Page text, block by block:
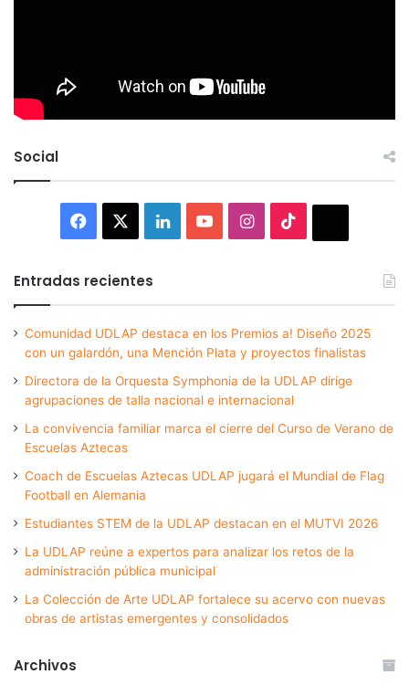
Social
Facebook LinkedInYouTubeInstagram
Entradas recientes
Comunidad UDLAP destaca en los Premios a! Diseño 2025
con un galardón, una Mención Plata y proyectos finalistas
Directora de la Orquesta Symphonia de la UDLAP dirige
agrupaciones de talla nacional e internacional
La convivencia familiar marca el cierre del Curso de Verano de
Escuelas Aztecas
Coach de Escuelas Aztecas UDLAP jugará el Mundial de Flag
Football en Alemania
Estudiantes STEM de la UDLAP destacan en el MUTVI 2026
La UDLAP reúne a expertos para analizar los retos de la
administración pública municipal
La Colección de Arte UDLAP fortalece su acervo con nuevas
obras de artistas emergentes y consolidados
Archivos